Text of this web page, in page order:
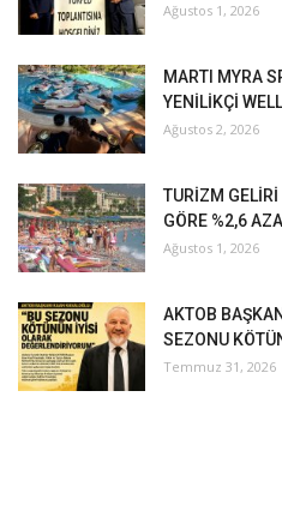
Ağustos 1, 2026
MARTI MYRA
YENİLİKÇİ
Ağustos 2, 2026
TURİZM GELİRİ
GÖRE %2,6
Ağustos 1, 2026
AKTOB
SEZONU
Temmuz 31, 2026